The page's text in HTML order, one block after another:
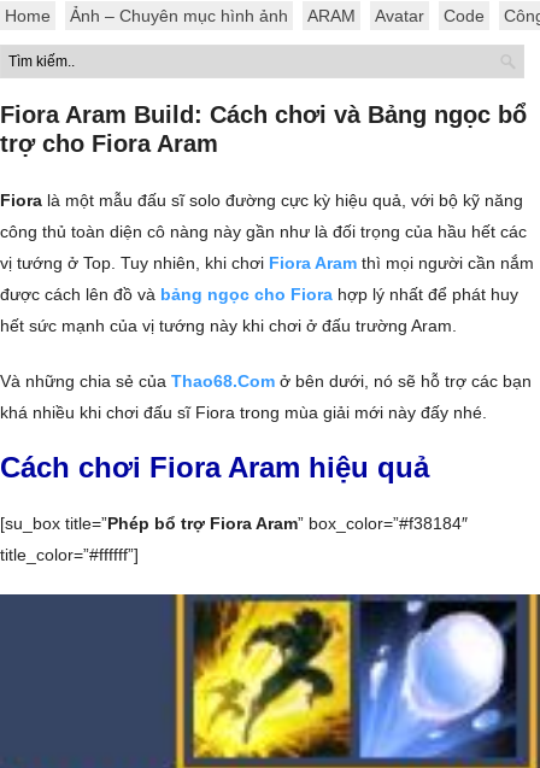
Home Ảnh – Chuyên mục hình ảnh ARAM Avatar Code
Fiora Aram Build: Cách chơi và Bảng ngọc bổ
trợ cho Fiora Aram
Fiora là một mẫu đấu sĩ solo đường cực kỳ hiệu quả, với bộ kỹ năng
công thủ toàn diện cô nàng này gần như là đối trọng của hầu hết các
vị tướng ở Top. Tuy nhiên, khi chơi Fiora Aram thì mọi người cần nắm
được cách lên đồ và bảng ngọc cho Fiora hợp lý nhất để phát huy
hết sức mạnh của vị tướng này khi chơi ở đấu trường Aram.
Và những chia sẻ của Thao68.Com ở bên dưới, nó sẽ hỗ trợ các bạn
khá nhiều khi chơi đấu sĩ Fiora trong mùa giải mới này đấy nhé.
Cách chơi Fiora Aram hiệu quả
[su_box title=”Phép bổ trợ Fiora Aram” box_color=”#f38184″
title_color=”#ffffff”]